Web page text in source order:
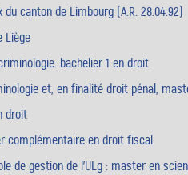
canton de Limbourg (A.R. 28.04.92)
Liège
: bachelier 1 en droit
et, en finalité droit pénal,
droit
complémentaire en droit fiscal
de gestion de l’ULg : master en